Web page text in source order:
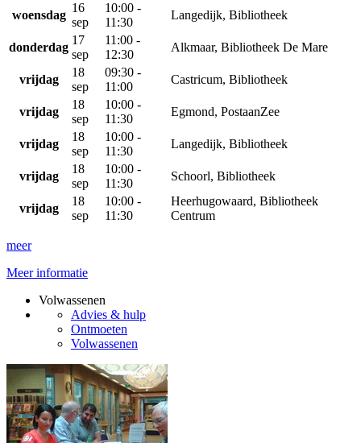
woensdag
16
sep
10:00 -
11:30
Langedijk, Bibliotheek
donderdag
17
sep
11:00 -
12:30
Alkmaar, Bibliotheek De Mare
vrijdag
18
sep
09:30 -
11:00
Castricum, Bibliotheek
vrijdag
18
sep
10:00 -
11:30
Egmond, PostaanZee
vrijdag
18
sep
10:00 -
11:30
Langedijk, Bibliotheek
vrijdag
18
sep
10:00 -
11:30
Schoorl, Bibliotheek
vrijdag
18
sep
10:00 -
11:30
Heerhugowaard, Bibliotheek
Centrum
meer
Meer informatie
Volwassenen
Advies & hulp
Ontmoeten
Volwassenen